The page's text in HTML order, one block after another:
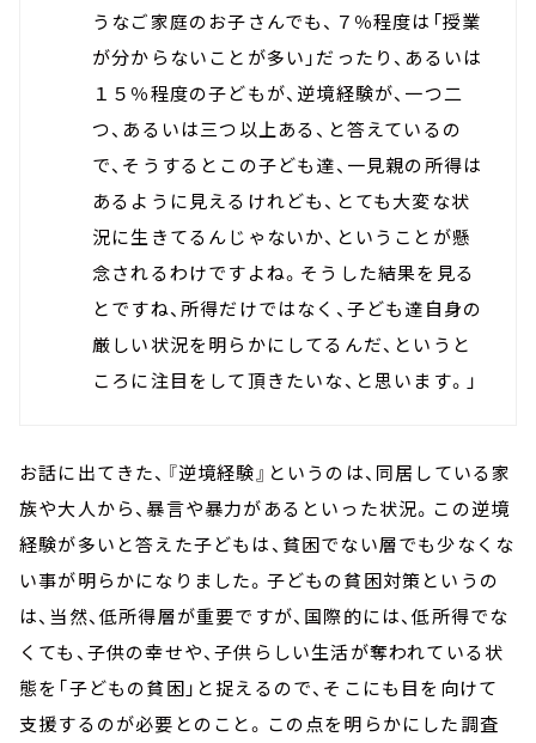
うなご家庭のお子さんでも、７％程度は「授業
が分からないことが多い」だったり、あるいは
１５％程度の子どもが、逆境経験が、一つ二
つ、あるいは三つ以上ある、と答えているの
で、そうするとこの子ども達、一見親の所得は
あるように見えるけれども、とても大変な状
況に生きてるんじゃないか、ということが懸
念されるわけですよね。そうした結果を見る
とですね、所得だけではなく、子ども達自身の
厳しい状況を明らかにしてるんだ、というと
ころに注目をして頂きたいな、と思います。」
お話に出てきた、『逆境経験』というのは、同居している家
族や大人から、暴言や暴力があるといった状況。この逆境
経験が多いと答えた子どもは、貧困でない層でも少なくな
い事が明らかになりました。子どもの貧困対策というの
は、当然、低所得層が重要ですが、国際的には、低所得でな
くても、子供の幸せや、子供らしい生活が奪われている状
態を「子どもの貧困」と捉えるので、そこにも目を向けて
支援するのが必要とのこと。この点を明らかにした調査